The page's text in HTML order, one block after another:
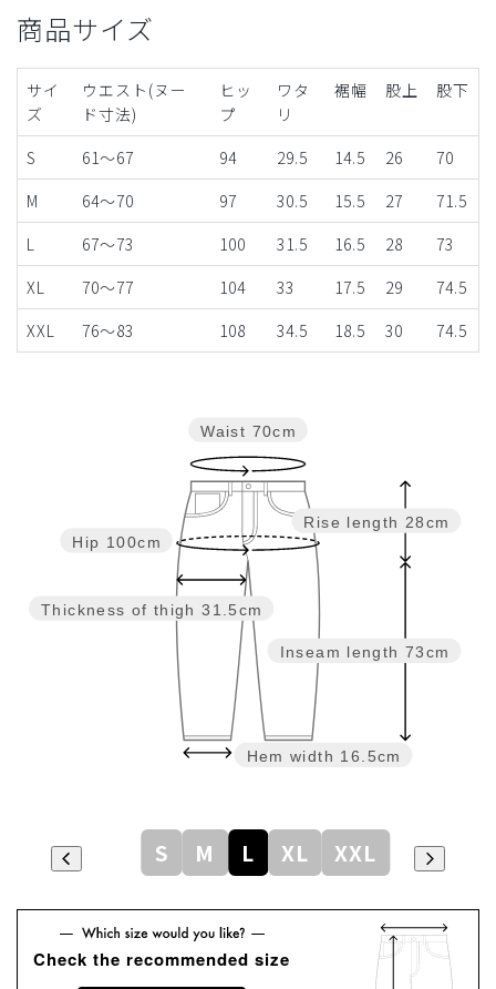
商品サイズ
サイ
ズ
ウエスト(ヌー
ド寸法)
ヒッ
プ
ワタ
リ
裾幅 股上 股下
S 61～67 94 29.5 14.5 26
70
M
64～70 97 30.5 15.5 27
71.5
L
67～73 100 31.5 16.5 28
73
XL
70～77 104 33 17.5 29
74.5
XXL
76～83 108 34.5 18.5 30 74.5
Inseam length 73cm
Rise length 28cm
Hem width 16.5cm
Thickness of thigh 31.5cm
Hip 100cm
Waist 70cm
S M L XL XXL
Check the recommended size